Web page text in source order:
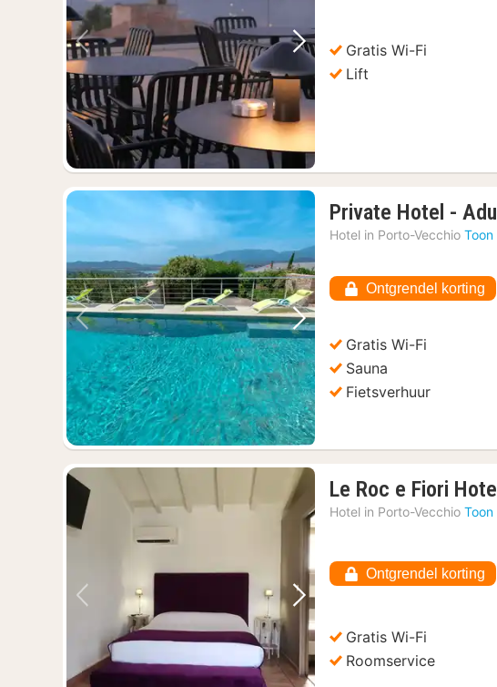
Vorige foto Volgende foto
Gratis Wi-Fi
Lift
Vorige foto Volgende foto
Private Hotel -
Hotel in Porto-Vecchio
Ontgrendel korting
Gratis Wi-Fi
Sauna
Fietsverhuur
Vorige foto Volgende foto
Le Roc e Fiori Hotel
Hotel in Porto-Vecchio
Ontgrendel korting
Gratis Wi-Fi
Roomservice